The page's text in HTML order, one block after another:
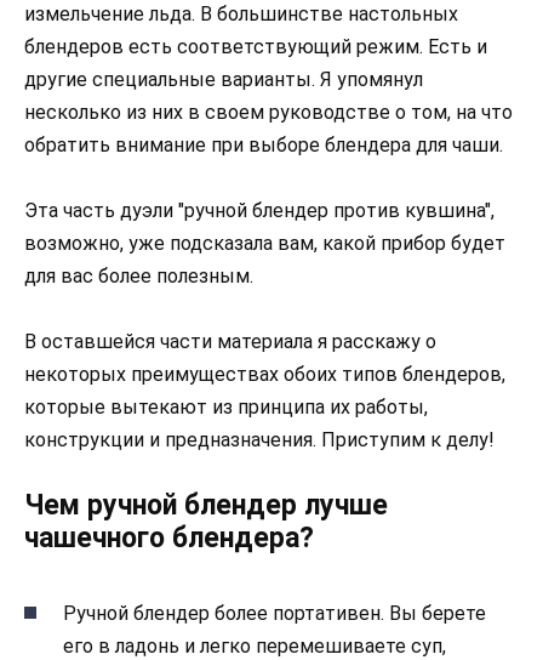
измельчение льда. В большинстве настольных
блендеров есть соответствующий режим. Есть и
другие специальные варианты. Я упомянул
несколько из них в своем руководстве о том, на что
обратить внимание при выборе блендера для чаши.
Эта часть дуэли "ручной блендер против кувшина",
возможно, уже подсказала вам, какой прибор будет
для вас более полезным.
В оставшейся части материала я расскажу о
некоторых преимуществах обоих типов блендеров,
которые вытекают из принципа их работы,
конструкции и предназначения. Приступим к делу!
Чем ручной блендер лучше
чашечного блендера?
Ручной блендер более портативен. Вы берете
его в ладонь и легко перемешиваете суп,